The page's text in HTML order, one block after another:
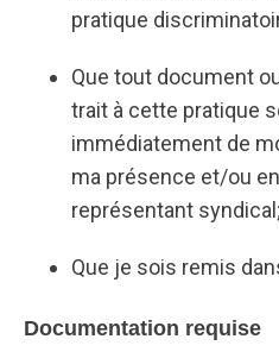
pratique
Que tout document
trait à cette pratique
immédiatement de
ma présence et/ou
représentant syndical;
Que je sois remis
Documentation requise